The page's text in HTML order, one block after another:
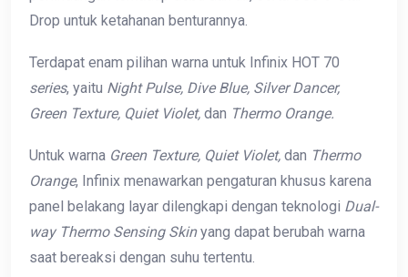
Drop untuk ketahanan benturannya.
Terdapat enam pilihan warna untuk Infinix HOT 70
series, yaitu Night Pulse, Dive Blue, Silver Dancer,
Green Texture, Quiet Violet, dan Thermo Orange.
Untuk warna Green Texture, Quiet Violet, dan Thermo
Orange, Infinix menawarkan pengaturan khusus karena
panel belakang layar dilengkapi dengan teknologi Dual-
way Thermo Sensing Skinyang dapat berubah warna
saat bereaksi dengan suhu tertentu.